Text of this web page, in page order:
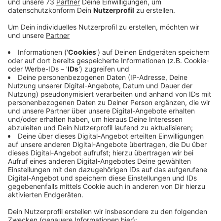
Wir benötigen Ihre
Zustimmung, um den YouTube
Video-Service zu laden!
Wir verwenden einen Service eines
Drittanbieters, um Videoinhalte
einzubetten. Dieser Service kann
Daten zu Ihren Aktivitäten
sammeln. Bitte lesen Sie die
Details durch und stimmen Sie der
Nutzung des Service zu, um dieses
Video anzusehen.
Mehr Informationen
den Bergen? Kein Problem, hier bekommt ihr ihn.